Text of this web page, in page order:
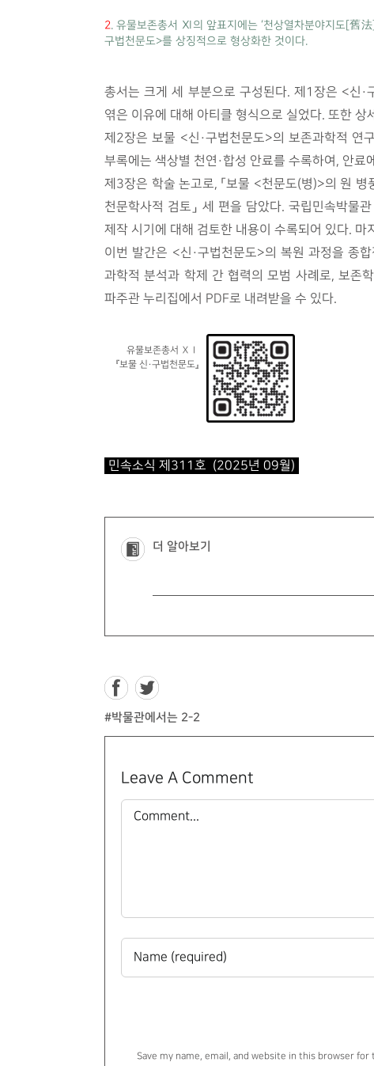
2. 유물보존총서 Ⅺ의 앞표지에는 ‘천상열차분야지도[舊
구법천문도>를 상징적으로 형상화한 것이다.
총서는 크게 세 부분으로 구성된다. 제1장은 <신
엮은 이유에 대해 아티클 형식으로 실었다. 또한
제2장은 보물 <신·구법천문도>의 보존과학적 연
부록에는 색상별 천연·합성 안료를 수록하여, 안
제3장은 학술 논고로, 「보물 <천문도(병)>의 원 병
천문학사적 검토」 세 편을 담았다. 국립민속박물
제작 시기에 대해 검토한 내용이 수록되어 있다.
이번 발간은 <신·구법천문도>의 복원 과정을 종
과학적 분석과 학제 간 협력의 모범 사례로, 보존
파주관 누리집에서 PDF로 내려받을 수 있다.
유물보존총서 ⅩⅠ
『보물 신·구법천문도』
민속소식 제311호 (2025년 09월)
더 알아보기
#박물관에서는 2-2
Leave A Comment
Comment
Save my name, email, and website in this browser